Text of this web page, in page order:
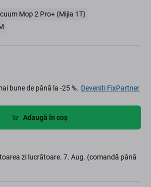
Mop 2 Pro+ (Mijia 1T)
bune de până la -25 %. Deveniți FixPartner
Adaugă în coș
zi lucrătoare. 7. Aug. (comandă până